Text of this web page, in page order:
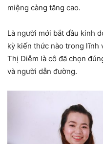
miệng càng tăng cao.
Là người mới bắt đầu kinh
kỳ kiến thức nào trong lĩnh
Thị Diễm là cô đã chọn
và người dẫn đường.